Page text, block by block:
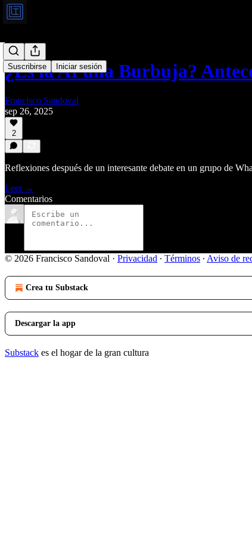
Suscribirse Iniciar sesión
¿Es la AI una Burbuja?
Francisco Sandoval
sep 26, 2025
2
Reflexiones después de un interesante debate en un grupo de
Leer →
Comentarios
© 2026 Francisco Sandoval · Privacidad ∙ Términos ∙ Aviso de
Crea tu Substack
Descargar la app
Substack es el hogar de la gran cultura